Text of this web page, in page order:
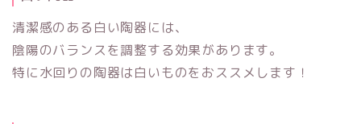
清潔感のある白い陶器には、
陰陽のバランスを調整する効果があります。
特に水回りの陶器は白いものをおススメします！